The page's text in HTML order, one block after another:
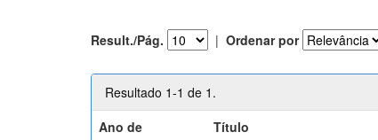
Result./Pág. | Ordenar por
Resultado 1-1 de 1.
Ano de
Título